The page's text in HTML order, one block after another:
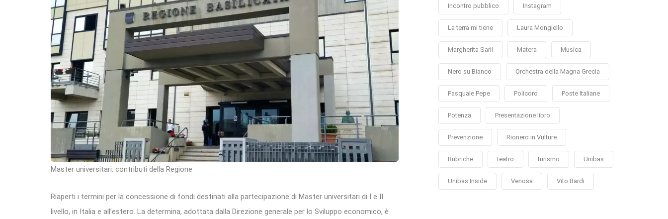
Master universitari: contributi della Regione
Riaperti i termini per la concessione di fondi destinati alla partecipazione di Master universitari di I e II
livello, in Italia e all’estero. La determina, adottata dalla Direzione generale per lo Sviluppo economico, è
Incontro pubblico Instagram
La terra mi tiene Laura Mongiello
Margherita Sarli Matera Musica
Nero su Bianco Orchestra della Magna Grecia
Pasquale Pepe Policoro Poste Italiane
Potenza Presentazione libro
Prevenzione Rionero in Vulture
Rubriche teatro turismo Unibas
Unibas Inside Venosa Vito Bardi